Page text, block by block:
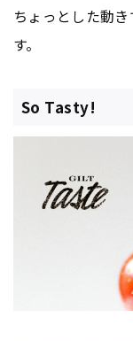
ちょっとした動
す。
So Tasty!